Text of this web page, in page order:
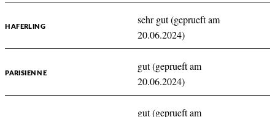
HAFERLING
sehr gut (geprueft am
20.06.2024)
PARISIENNE
gut (geprueft am
20.06.2024)
gut (geprueft am